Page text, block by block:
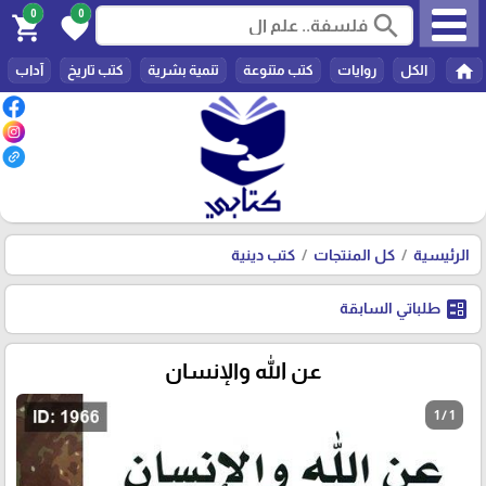
search
0
favorite
0
shopping_cart
home الكل روايات كتب متنوعة تنمية بشرية كتب تاريخ آداب
الرئيسية كل المنتجات كتب دينية
ballot طلباتي السابقة
عن الله والإنسان
1 / 1